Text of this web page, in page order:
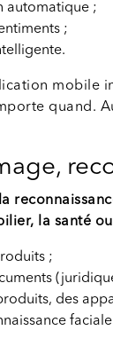
automatique ;
;
mobile
quand.
la santé
;
des